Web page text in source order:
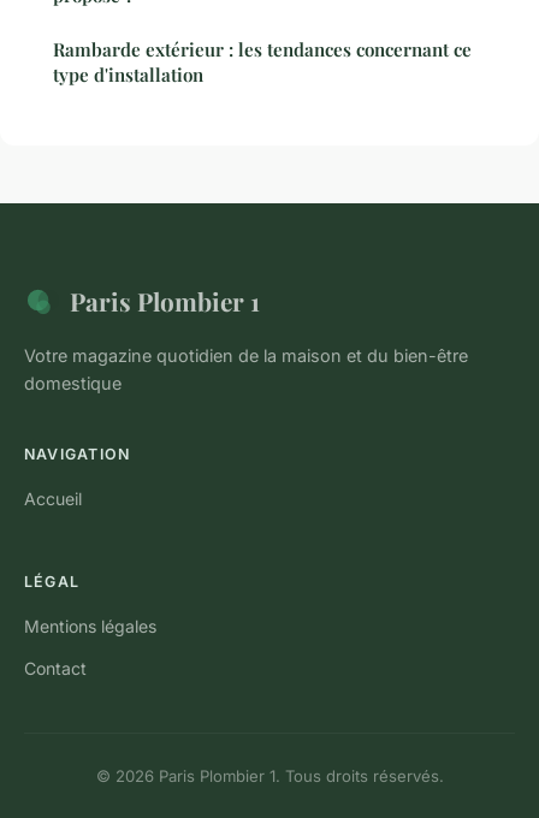
Rambarde extérieur : les tendances concernant ce
type d'installation
Paris Plombier 1
Votre magazine quotidien de la maison et du bien-être
domestique
NAVIGATION
Accueil
LÉGAL
Mentions légales
Contact
© 2026 Paris Plombier 1. Tous droits réservés.